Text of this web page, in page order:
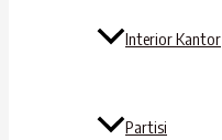
Interior Kantor
Partisi